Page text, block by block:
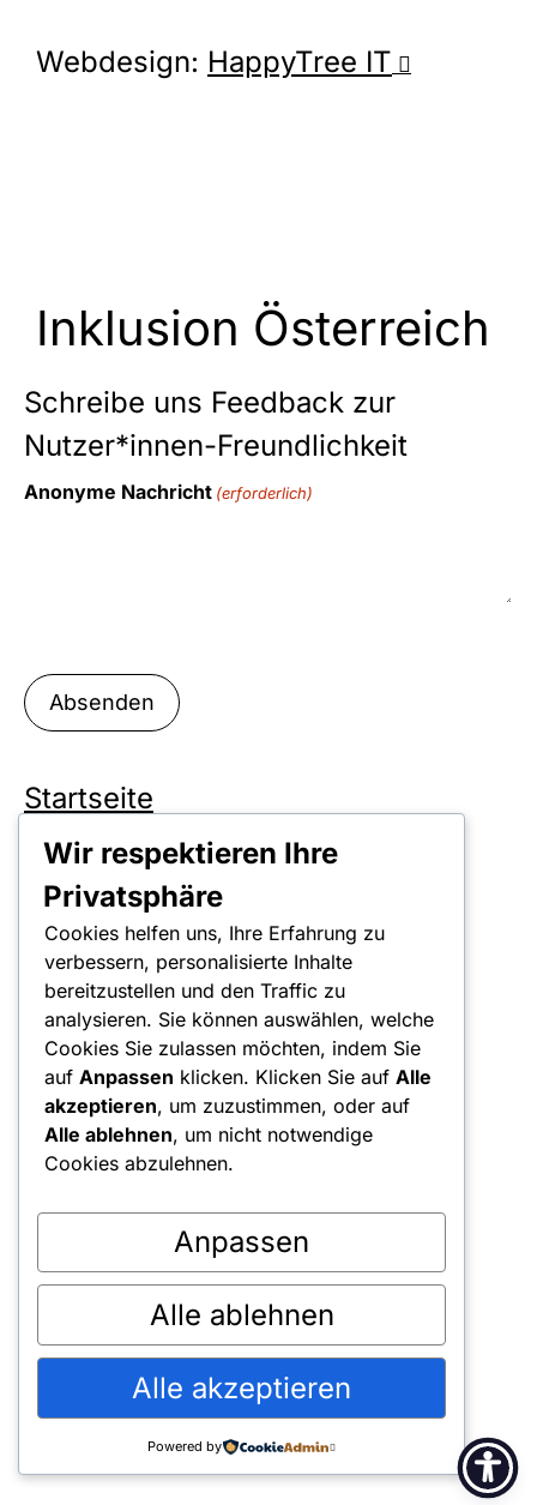
Webdesign: HappyTree IT
Inklusion Österreich
Schreibe uns Feedback zur
Nutzer*innen-Freundlichkeit
Anonyme Nachricht (erforderlich)
Startseite
Spenden
Neuigkeiten
Mission
Kontakt
Team
Partner*in werden
Presse
Impressum
© 2026 Verein Inklusion Österreich. Alle Rechte
vorbehalten.
Wir respektieren Ihre
Privatsphäre
Cookies helfen uns, Ihre Erfahrung zu
verbessern, personalisierte Inhalte
bereitzustellen und den Traffic zu
analysieren. Sie können auswählen, welche
Cookies Sie zulassen möchten, indem Sie
auf Anpassen klicken. Klicken Sie auf Alle
akzeptieren, um zuzustimmen, oder auf
Alle ablehnen, um nicht notwendige
Cookies abzulehnen.
Anpassen
Alle ablehnen
Alle akzeptieren
Powered by